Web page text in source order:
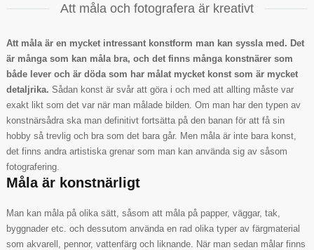
Att måla och fotografera är kreativt
Att måla är en mycket intressant konstform man kan syssla med. Det
är många som kan måla bra, och det finns många konstnärer som
både lever och är döda som har målat mycket konst som är mycket
detaljrika. Sådan konst är svår att göra i och med att allting måste var
exakt likt som det var när man målade bilden. Om man har den typen av
konstnärsådra ska man definitivt fortsätta på den banan för att få sin
hobby så trevlig och bra som det bara går. Men måla är inte bara konst,
det finns andra artistiska grenar som man kan använda sig av såsom
fotografering.
Måla är konstnärligt
Man kan måla på olika sätt, såsom att måla på papper, väggar, tak,
byggnader etc. och dessutom använda en rad olika typer av färgmaterial
som akvarell, pennor, vattenfärg och liknande. När man sedan målar finns